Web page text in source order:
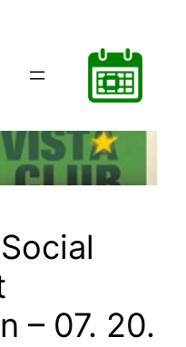
– 07. 20.